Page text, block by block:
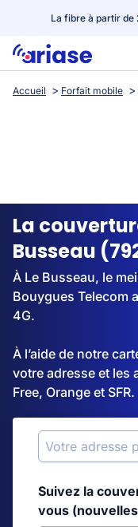
La fibre à partir de
Box internet
Streaming
Accueil Forfait mobile
La
Busseau
À Le Busseau, le
Bouygues Telecom
4G.
À l’aide de notre
votre adresse et les
Free, Orange et SFR.
Suivez la
vous